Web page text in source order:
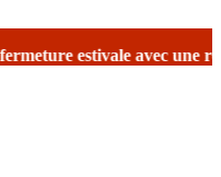
estivaleavec une